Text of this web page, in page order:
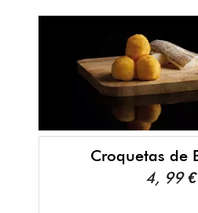
Croquetas de
4, 99 €